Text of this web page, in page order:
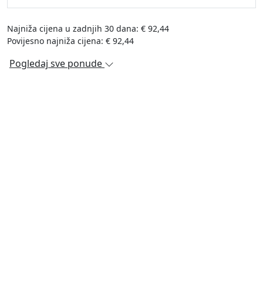
Najniža cijena u zadnjih 30 dana: € 92,44
Povijesno najniža cijena: € 92,44
Pogledaj sve ponude